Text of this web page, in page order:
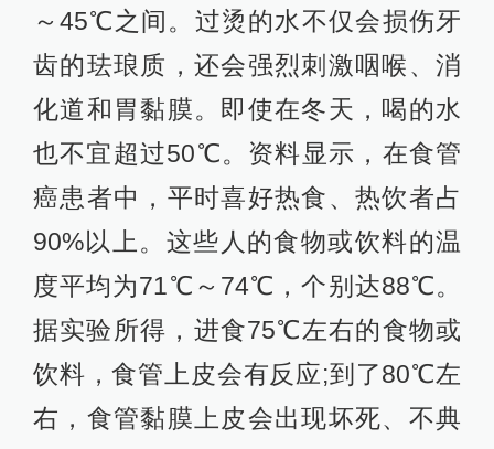
～45℃之间。过烫的水不仅会损伤牙
齿的珐琅质，还会强烈刺激咽喉、消
化道和胃黏膜。即使在冬天，喝的水
也不宜超过50℃。资料显示，在食管
癌患者中，平时喜好热食、热饮者占
90%以上。这些人的食物或饮料的温
度平均为71℃～74℃，个别达88℃。
据实验所得，进食75℃左右的食物或
饮料，食管上皮会有反应;到了80℃左
右，食管黏膜上皮会出现坏死、不典